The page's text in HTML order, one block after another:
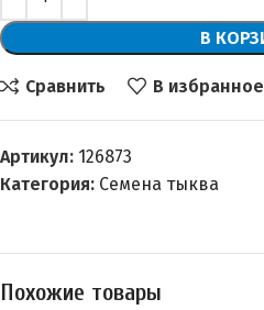
В
Сравнить В избранное
Артикул: 126873
Категория: Семена тыква
Похожие товары